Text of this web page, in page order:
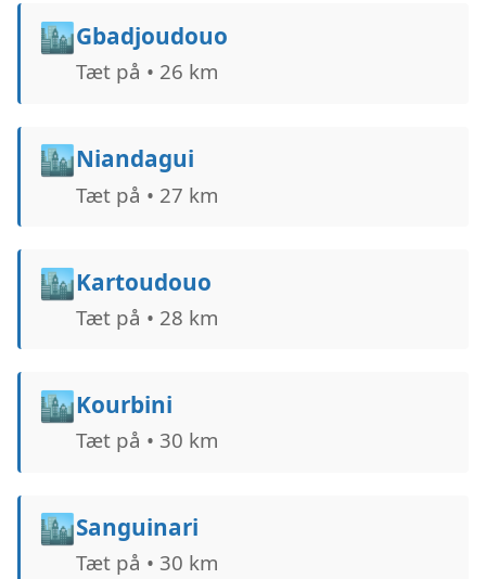
🏙️Gbadjoudouo
Tæt på • 26 km
🏙️Niandagui
Tæt på • 27 km
🏙️Kartoudouo
Tæt på • 28 km
🏙️Kourbini
Tæt på • 30 km
🏙️Sanguinari
Tæt på • 30 km